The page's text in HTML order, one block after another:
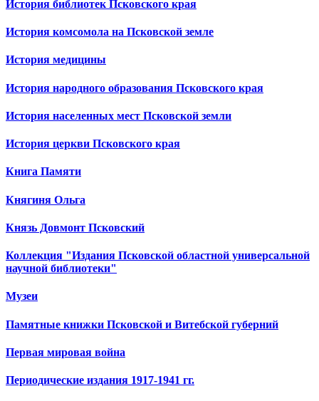
История библиотек Псковского края
История комсомола на Псковской земле
История медицины
История народного образования Псковского края
История населенных мест Псковской земли
История церкви Псковского края
Книга Памяти
Княгиня Ольга
Князь Довмонт Псковский
Коллекция "Издания Псковской областной универсальной
научной библиотеки"
Музеи
Памятные книжки Псковской и Витебской губерний
Первая мировая война
Периодические издания 1917-1941 гг.